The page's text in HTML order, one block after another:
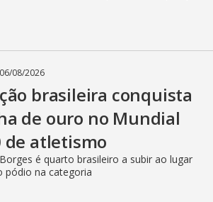
06/08/2026
brasileira conquista
de ouro no Mundial
de atletismo
é quarto brasileiro a subir ao lugar
pódio na categoria